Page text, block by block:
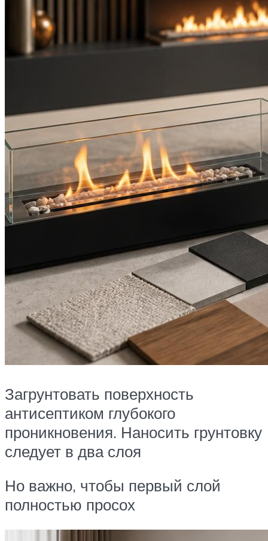
Загрунтовать поверхность
антисептиком глубокого
проникновения. Наносить грунтовку
следует в два слоя
Но важно, чтобы первый слой
полностью просох